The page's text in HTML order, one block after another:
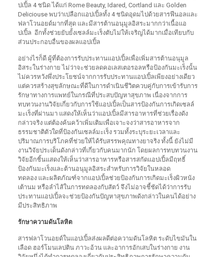
ปเปิ้ล 4 ชนิด ได้แก่ Rome Beauty, Idared, Cortland และ Golden
Deliciouse พบว่าเปลือกแอปเปิ้ลทั้ง 4 ชนิดอุดมไปด้วยสารฟีนอลและ
ฟลาโวนอยด์มากที่สุด และมีสารต้านอนุมูลอิสระมากกว่าเนื้อแอ
ปเปิ้ล อีกทั้งช่วยยับยั้งเซลล์มะเร็งตับไม่ให้เจริญได้มากเมื่อเทียบกับ
ส่วนประกอบอื่นของผลแอปเปิ้ล
อย่างไรก็ดี ผู้ที่ต้องการรับประทานแอปเปิ้ลเพื่อเพิ่มสารต้านอนุมูล
อิสระในร่างกาย ไม่ว่าจะช่วยลดคอเลสเตอรอลหรือป้องกันมะเร็งนั้น
ไม่ควรหวังพึ่งประโยชน์จากการรับประทานแอปเปิ้ลเพียงอย่างเดียว
แต่ควรสร้างสุขลักษณะที่ดีในการดำเนินชีวิตควบคู่กับการเข้ารับการ
รักษาทางการแพทย์ในกรณีที่ประสบปัญหาสุขภาพ เนื่องจากการ
ทบทวนงานวิจัยเกี่ยวกับการใช้แอปเปิ้ลเป็นสารป้องกันการเกิดเซลล์
มะเร็งที่ผ่านมา แสดงให้เห็นว่าแอปเปิ้ลมีสารอาหารที่ช่วยเรื่องดัง
กล่าวจริง แต่ต้องค้นคว้าเพิ่มเติมเพื่อเจาะจงว่าสารอาหารจาก
ธรรมชาติตัวใดที่ป้องกันเซลล์มะเร็ง รวมทั้งระบุระยะเวลาและ
ปริมาณการบริโภคที่ช่วยให้ได้รับสรรพคุณทางยาจริง ทั้งนี้ ยังไม่มี
งานวิจัยประเด็นดังกล่าวที่เกี่ยวกับคนมากนัก โดยผลการทบทวนงาน
วิจัยอีกชิ้นแสดงให้เห็นว่าสารอาหารหรือสารสกัดแอปเปิ้ลมีฤทธิ์
ป้องกันมะเร็งและต้านอนุมูลอิสระสำหรับการวิจัยในหลอด
ทดลอง และผลิตภัณฑ์จากแอปเปิ้ลช่วยป้องกันการเกิดมะเร็งผิวหนัง
เต้านม หรือลำไส้ในการทดลองกับสัตว์ จึงไม่อาจชี้ชัดได้ว่าการรับ
ประทานแอปเปิ้ลจะช่วยป้องกันปัญหาสุขภาพดังกล่าวในคนได้อย่าง
มีประสิทธิภาพ
รักษาความดันโลหิต
สารฟลาโวนอยด์ในแอปเปิ้ลส่งผลดีต่อความดันโลหิต ระดับไขมันใน
เลือด ฮอร์โมนเลปติน ภาวะอ้วน และอาการอักเสบในร่างกาย งาน